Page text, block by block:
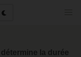
la durée